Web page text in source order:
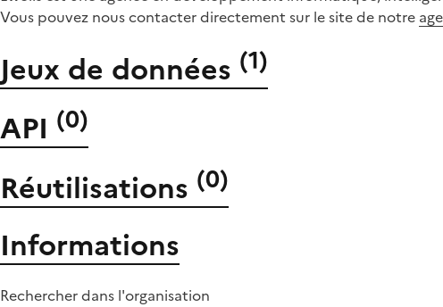
Vous pouvez nous contacter directement sur le site de notre
Jeux de données (1)
API (0)
Réutilisations (0)
Informations
Rechercher dans l'organisation